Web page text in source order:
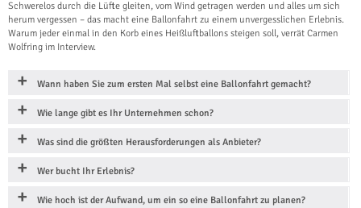
Schwerelos durch die Lüfte gleiten, vom Wind getragen werden und alles um sich
herum vergessen – das macht eine Ballonfahrt zu einem unvergesslichen Erlebnis.
Warum jeder einmal in den Korb eines Heißluftballons steigen soll, verrät Carmen
Wolfring im Interview.
Wann haben Sie zum ersten Mal selbst eine Ballonfahrt gemacht?
Wie lange gibt es Ihr Unternehmen schon?
Was sind die größten Herausforderungen als Anbieter?
Wer bucht Ihr Erlebnis?
Wie hoch ist der Aufwand, um ein so eine Ballonfahrt zu planen?